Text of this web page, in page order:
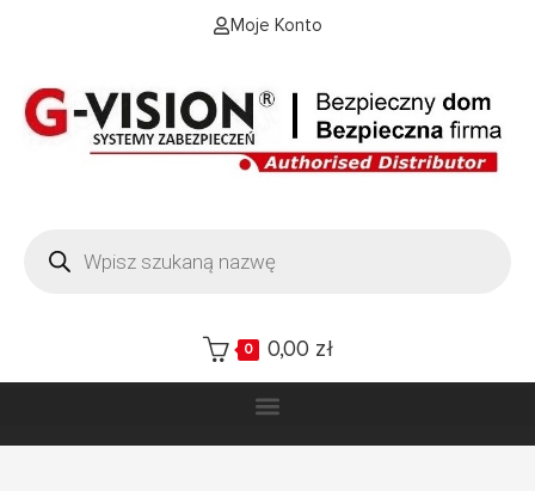
Moje Konto
0 0,00 zł